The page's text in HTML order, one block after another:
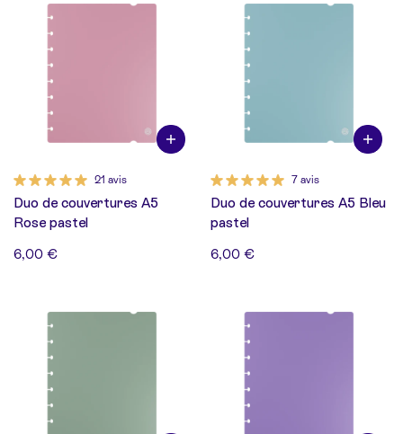
21 avis
Duo de couvertures A5
Rose pastel
6,00 €
7 avis
Duo de couvertures A5 Bleu
pastel
6,00 €